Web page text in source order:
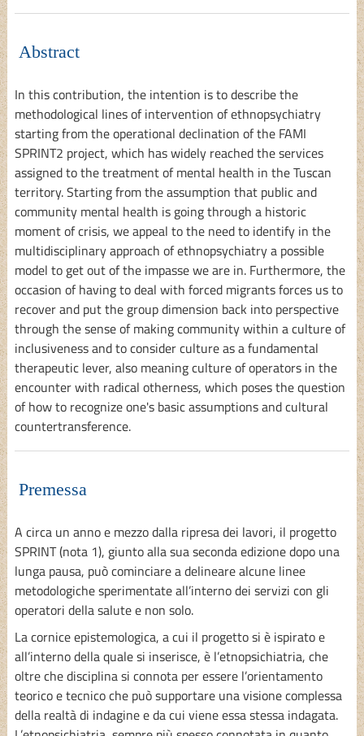
Abstract
In this contribution, the intention is to describe the
methodological lines of intervention of ethnopsychiatry
starting from the operational declination of the FAMI
SPRINT2 project, which has widely reached the services
assigned to the treatment of mental health in the Tuscan
territory. Starting from the assumption that public and
community mental health is going through a historic
moment of crisis, we appeal to the need to identify in the
multidisciplinary approach of ethnopsychiatry a possible
model to get out of the impasse we are in. Furthermore, the
occasion of having to deal with forced migrants forces us to
recover and put the group dimension back into perspective
through the sense of making community within a culture of
inclusiveness and to consider culture as a fundamental
therapeutic lever, also meaning culture of operators in the
encounter with radical otherness, which poses the question
of how to recognize one's basic assumptions and cultural
countertransference.
Premessa
A circa un anno e mezzo dalla ripresa dei lavori, il progetto
SPRINT (nota 1), giunto alla sua seconda edizione dopo una
lunga pausa, può cominciare a delineare alcune linee
metodologiche sperimentate all’interno dei servizi con gli
operatori della salute e non solo.
La cornice epistemologica, a cui il progetto si è ispirato e
all’interno della quale si inserisce, è l’etnopsichiatria, che
oltre che disciplina si connota per essere l’orientamento
teorico e tecnico che può supportare una visione complessa
della realtà di indagine e da cui viene essa stessa indagata.